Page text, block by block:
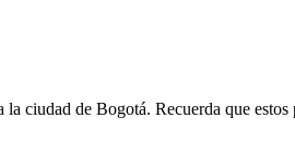
ciudad de Bogotá. Recuerda que